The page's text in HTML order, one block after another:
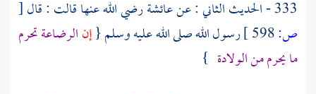
333 - الحديث الثاني : عن عائشةرضي الله عنها قالت : قال[
ص:
رسول الله صلى الله عليه وسلم {إنالرضاعة تحرم
ما يحرم من الولادة }